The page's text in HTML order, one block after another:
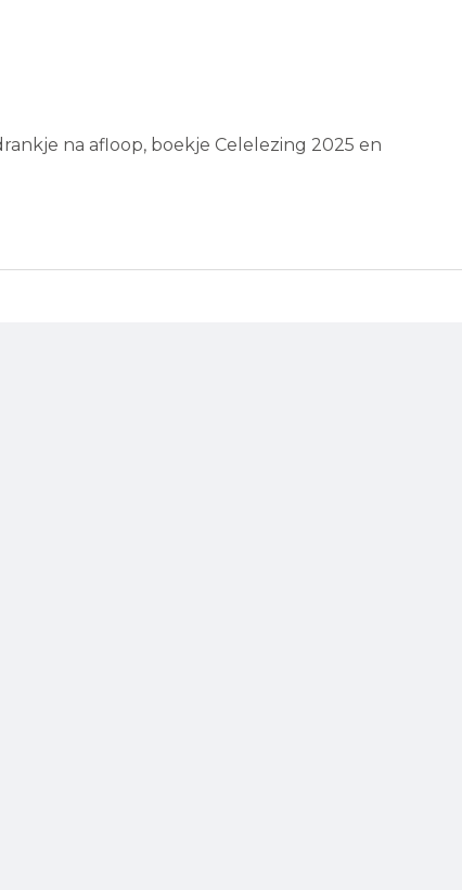
na afloop, boekje Celelezing 2025 en